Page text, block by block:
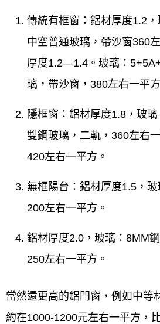
傳統有框窗：鋁材厚度1.2
中空普通玻璃，帶沙窗360
厚度1.2—1.4。玻璃：
璃，帶沙窗，380左右一平方
隱框窗：鋁材厚度1.8，玻
雙鋼玻璃，二軌，360左右
420左右一平方。
無框陽台：鋁材厚度1.5，玻
200左右一平方。
鋁材厚度2.0，玻璃：8MM
250左右一平方。
當然還更高的鋁門窗，例如中等
約在1000-1200元左右一平方，